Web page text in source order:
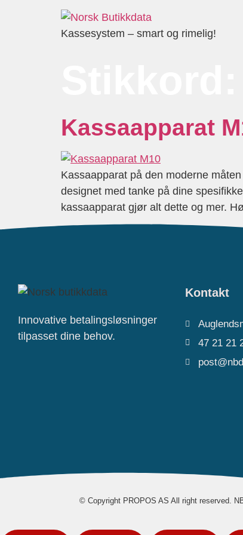
Kassesystem – smart og rimelig!
Kassaapparat
Kassaapparat på den moderne
designet med tanke på dine
kassaapparat gjør alt dette og mer.
Innovative betalingsløsninger
tilpasset dine behov.
Kontakt
47 21 21
© Copyright PROPOS AS All right reserved.